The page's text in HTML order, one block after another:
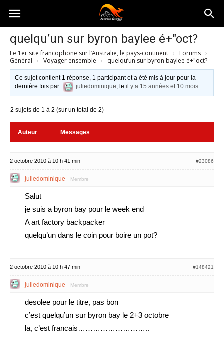
Australia-
australie.com
quelqu’un sur byron baylee é+"oct?
Le 1er site francophone sur l’Australie, le pays-continent › Forums ›
Général › Voyager ensemble › quelqu’un sur byron baylee é+"oct?
Ce sujet contient 1 réponse, 1 participant et a été mis à jour pour la
dernière fois par
juliedominique, leil y a 15 années et 10 mois.
2 sujets de 1 à 2 (sur un total de 2)
Auteur Messages
2 octobre 2010 à 10 h 41 min #23086
juliedominique Membre
Salut
je suis a byron bay pour le week end
A art factory backpacker
quelqu’un dans le coin pour boire un pot?
2 octobre 2010 à 10 h 47 min #148421
juliedominique Membre
desolee pour le titre, pas bon
c’est quelqu’un sur byron bay le 2+3 octobre
la, c’est francais………………………..